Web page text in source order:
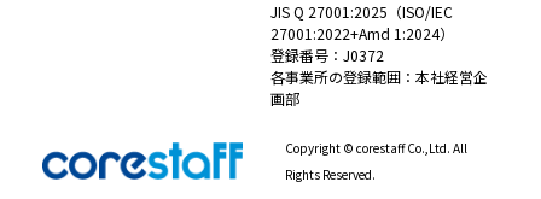
JIS Q 27001:2025（ISO/IEC
27001:2022+Amd 1:2024）
登録番号：J0372
各事業所の登録範囲：本社経営企
画部
Copyright © corestaff Co.,Ltd. All
Rights Reserved.